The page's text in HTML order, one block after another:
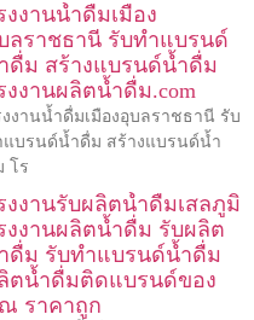
งงานน้ำดื่มเมือง
ลราชธานี รับทำแบรนด์
ดื่ม สร้างแบรนด์น้ำดื่ม
งงานผลิตน้ำดื่ม.com
งงานน้ำดื่มเมืองอุบลราชธานี รับ
แบรนด์น้ำดื่ม สร้างแบรนด์น้ำ
โร
งงานรับผลิตน้ำดื่มเสลภูมิ
งงานผลิตน้ำดื่ม รับผลิต
ดื่ม รับทำแบรนด์น้ำดื่ม
ตน้ำดื่มติดแบรนด์ของ
ราคาถูก